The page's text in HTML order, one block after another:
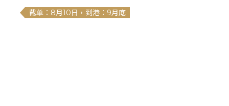
截单：8月10日，到港：9月底